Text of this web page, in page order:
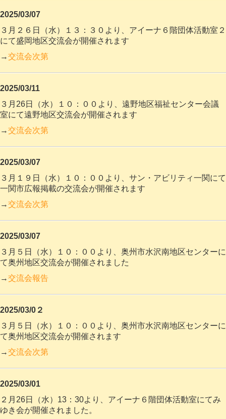
2025/03/07
３月２６日（水）１３：３０より、アイーナ６階団体活動室２
にて盛岡地区交流会が開催されます
→交流会次第
2025/03/11
３月26日（水）１０：００より、遠野地区福祉センター会議
室にて遠野地区交流会が開催されます
→交流会次第
2025/03/07
３月１９日（水）１０：００より、サン・アビリティ一関にて
一関市広報掲載の交流会が開催されます
→交流会次第
2025/03/07
３月５日（水）１０：００より、奥州市水沢南地区センターに
て奥州地区交流会が開催されました
→交流会報告
2025/03/0２
３月５日（水）１０：００より、奥州市水沢南地区センターに
て奥州地区交流会が開催されます
→交流会次第
2025/03/01
２月26日（水）13：30より、アイーナ６階団体活動室にてみ
ゆき会が開催されました。